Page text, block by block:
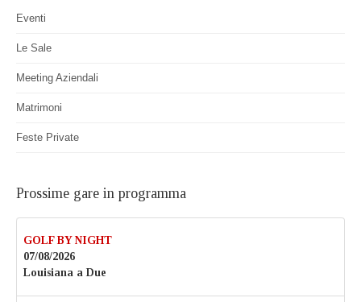
Eventi
Le Sale
Meeting Aziendali
Matrimoni
Feste Private
Prossime gare in programma
GOLF BY NIGHT
07/08/2026
Louisiana a Due